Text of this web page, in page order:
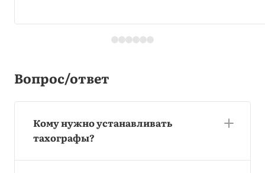
Вопрос/ответ
Кому нужно устанавливать
тахографы?